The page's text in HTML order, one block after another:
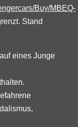
Buy/MBEQ-
Stand
eines Junge